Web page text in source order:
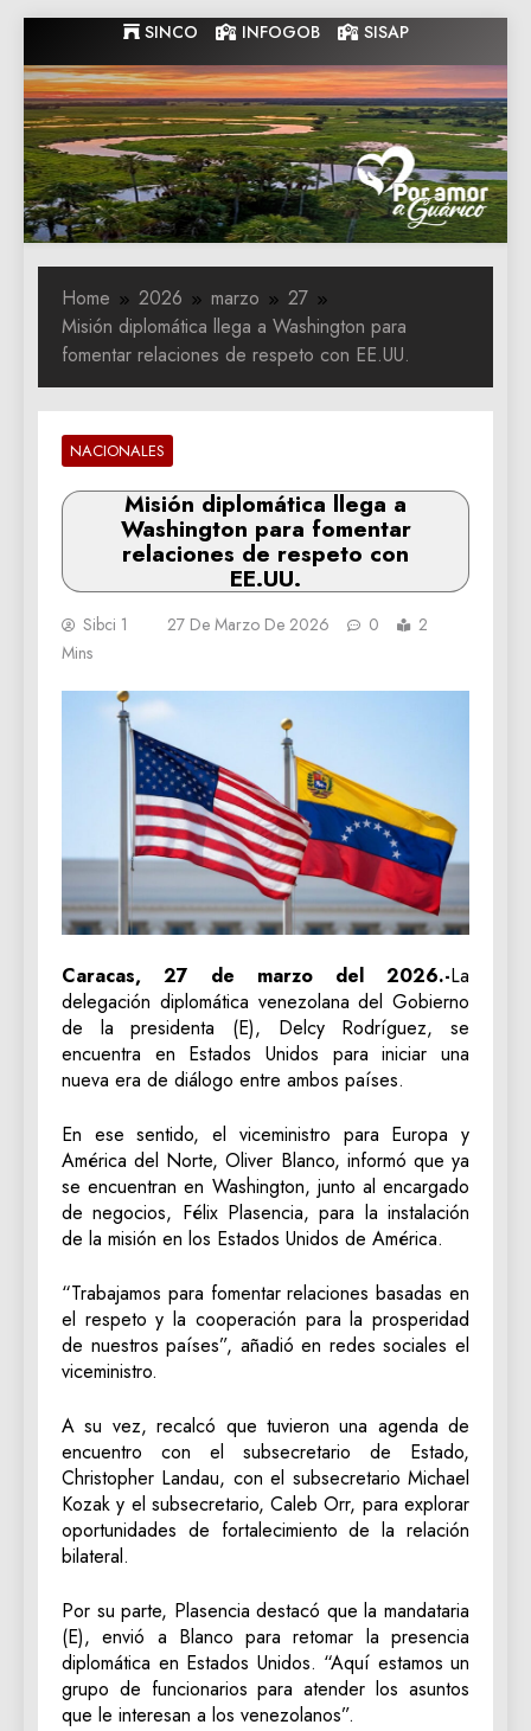
to
content
SINCO INFOGOB SISAP
Gobernacion
de Guarico
Gobernacion de Guarico
Home 2026 marzo
27
Misión diplomática llega a Washington para
fomentar relaciones de respeto con EE.UU.
NACIONALES
Misión diplomática llega a
Washington para fomentar
relaciones de respeto con
EE.UU.
Sibci 1 27 De Marzo De 2026 0
2
Mins
Caracas, 27 de marzo del 2026.-La
delegación diplomática venezolana del Gobierno
de la presidenta (E), Delcy Rodríguez, se
encuentra en Estados Unidos para iniciar una
nueva era de diálogo entre ambos países.
En ese sentido, el viceministro para Europa y
América del Norte, Oliver Blanco, informó que ya
se encuentran en Washington, junto al encargado
de negocios, Félix Plasencia, para la instalación
de la misión en los Estados Unidos de América.
“Trabajamos para fomentar relaciones basadas en
el respeto y la cooperación para la prosperidad
de nuestros países”, añadió en redes sociales el
viceministro.
A su vez, recalcó que tuvieron una agenda de
encuentro con el subsecretario de Estado,
Christopher Landau, con el subsecretario Michael
Kozak y el subsecretario, Caleb Orr, para explorar
oportunidades de fortalecimiento de la relación
bilateral.
Por su parte, Plasencia destacó que la mandataria
(E), envió a Blanco para retomar la presencia
diplomática en Estados Unidos. “Aquí estamos un
grupo de funcionarios para atender los asuntos
que le interesan a los venezolanos”.